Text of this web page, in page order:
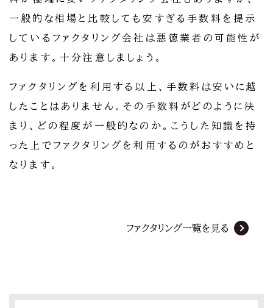
一般的な相場と比較しても安すぎる手数料を提示
しているファクタリング会社は悪徳業者の可能性が
あります。十分注意しましょう。
ファクタリングを利用する以上、手数料は安いに越
したことはありません。その手数料がどのように決
まり、どの程度が一般的なのか。こうした知識を持
った上でファクタリングを利用するのがおすすめと
なります。
ファクタリング一覧を見る